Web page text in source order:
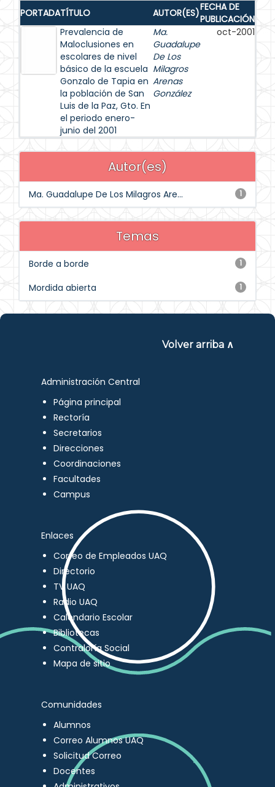
PORTADATÍTULO AUTOR(ES)FECHA DE
PUBLICACIÓN
Prevalencia de
Maloclusiones en
escolares de nivel
básico de la escuela
Gonzalo de Tapia en
la población de San
Luis de la Paz, Gto. En
el periodo enero-
junio del 2001
Ma.
Guadalupe
De Los
Milagros
Arenas
González
oct-2001
Autor(es)
1
Ma. Guadalupe De Los Milagros Are...
Temas
1
Borde a borde
1
Mordida abierta
Volver arriba ∧
Administración Central
Página principal
Rectoría
Secretarios
Direcciones
Coordinaciones
Facultades
Campus
Enlaces
Correo de Empleados UAQ
Directorio
TV UAQ
Radio UAQ
Calendario Escolar
Bibliotecas
Contraloría Social
Mapa de sitio
Comunidades
Alumnos
Correo Alumnos UAQ
Solicitud Correo
Docentes